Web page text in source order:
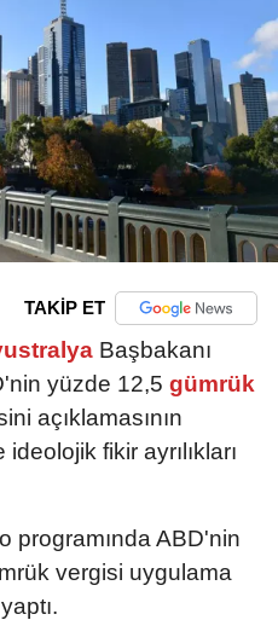
TAKİP ET
Başbakanı
yüzde 12,5 gümrük
açıklamasının
fikir ayrılıkları
programında ABD'nin
vergisi uygulama